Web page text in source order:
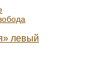
левый